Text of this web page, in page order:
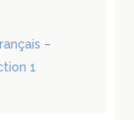
–
1